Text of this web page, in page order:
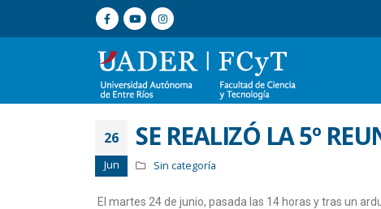
26
Jun
SE REALIZÓ LA 5º
Sin categoría
El martes 24 de junio, pasada las 14 horas y tras un